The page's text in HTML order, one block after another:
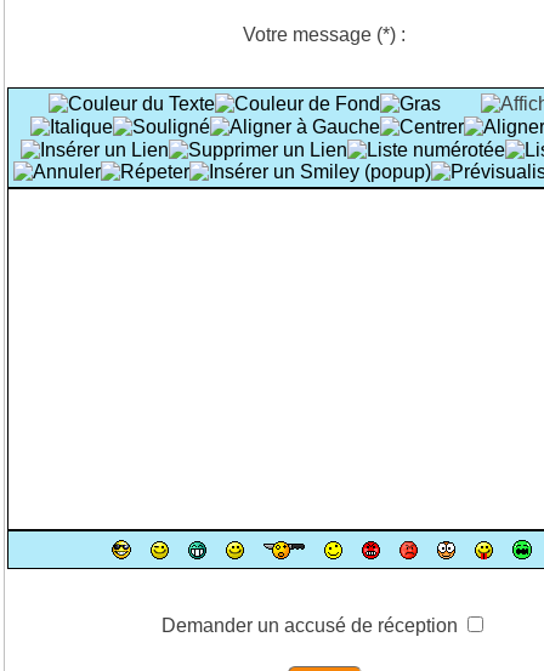
Votre message (*) :
Demander un accusé de réception